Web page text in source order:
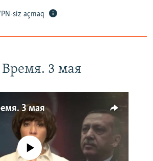
siz açmaq
3 мая
3 мая
source currently available